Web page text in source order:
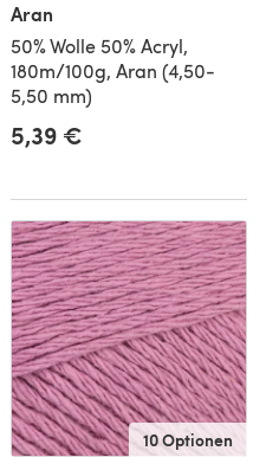
Aran
50% Wolle 50% Acryl,
180m/100g, Aran (4,50-
5,50 mm)
5,39 €
10 Optionen